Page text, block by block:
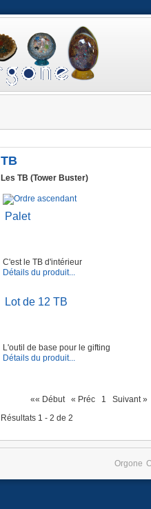
TB
Les TB (Tower Buster)
Palet
C'est le TB d'intérieur
Détails du produit...
Lot de 12 TB
L'outil de base pour le gifting
Détails du produit...
«« Début « Préc 1
Suivant »
Résultats 1 - 2 de 2
Orgone